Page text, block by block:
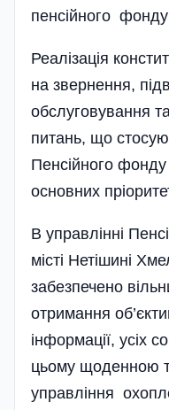
пенсійного
Реалізація
на звернення,
обслуговування
питань, що
Пенсійного
основних
В управлінні
місті Нетішині
забезпечено
отримання
інформації, усіх
цьому щоденною
управління